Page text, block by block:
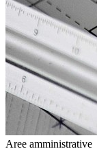
Aree amministrative